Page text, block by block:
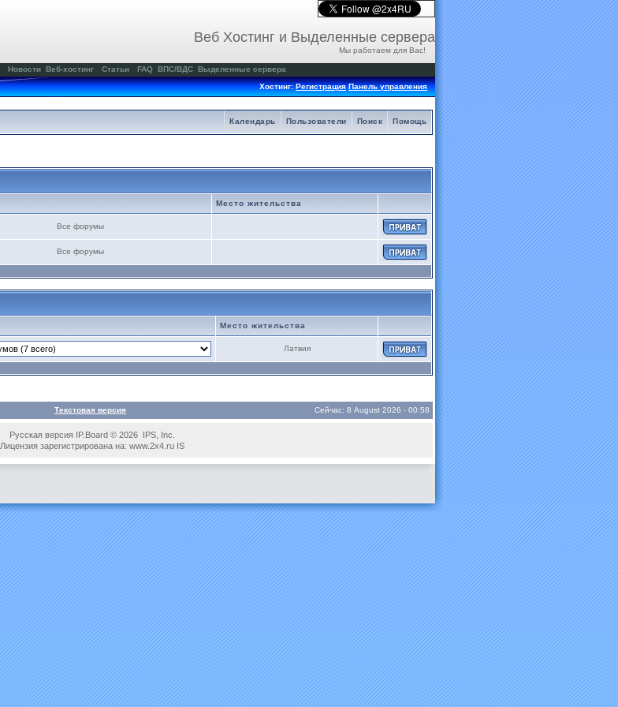
Веб Хостинг и Выделенные сервера
Мы работаем для Вас!
Новости Веб-хостинг Статьи FAQ ВПС/ВДС Выделенные сервера
Хостинг:Регистрация Панель управления
Помощь
Поиск
Пользователи
Календарь
Место жительства
Все форумы
Все форумы
Место жительства
Латвия
Текстовая версия Сейчас: 8 August 2026 - 00:58
Русская версия IP.Board © 2026 IPS, Inc.
Лицензия зарегистрирована на: www.2x4.ru IS